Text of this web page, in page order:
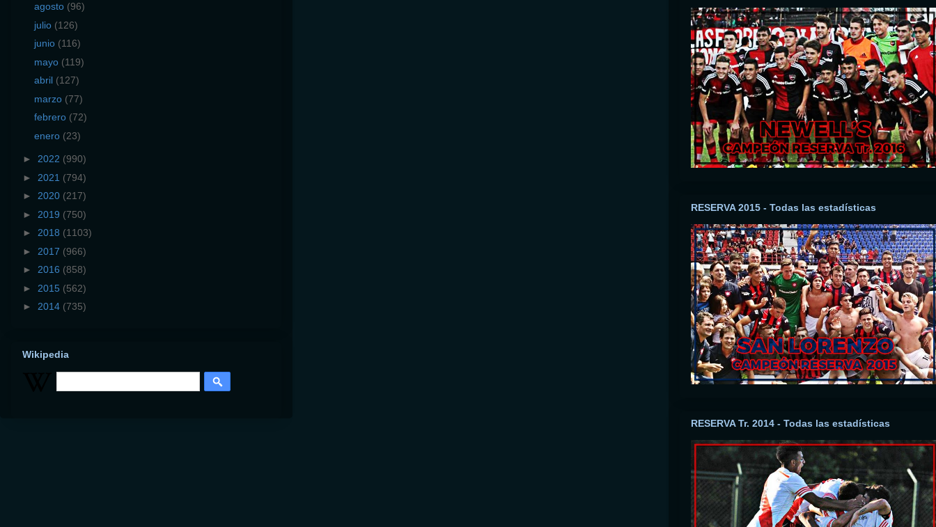
agosto (96)
julio (126)
junio (116)
mayo (119)
abril (127)
marzo (77)
febrero (72)
enero (23)
► 2022 (990)
► 2021 (794)
► 2020 (217)
► 2019 (750)
► 2018 (1103)
► 2017 (966)
► 2016 (858)
► 2015 (562)
► 2014 (735)
Wikipedia
RESERVA 2015 - Todas las estadísticas
RESERVA Tr. 2014 - Todas las estadísticas